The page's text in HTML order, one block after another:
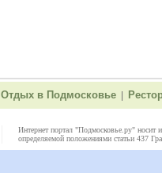
Отдых в Подмосковье
Интернет портал "Подмосковье.ру" носит
определяемой положениями статьи 437